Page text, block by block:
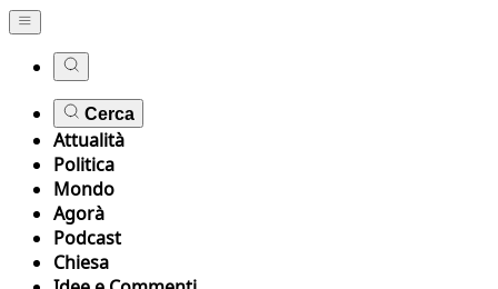
Cerca
Attualità
Politica
Mondo
Agorà
Podcast
Chiesa